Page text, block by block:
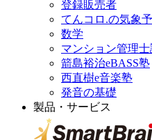
登録販売者
てんコロ.の気象
数学
マンション管理士
箭島裕治eBASS塾
西直樹e音楽塾
発音の基礎
製品・サービス